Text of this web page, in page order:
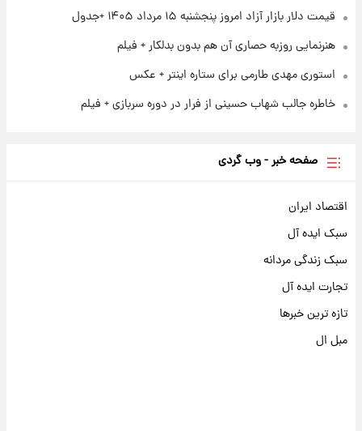
قیمت دلار بازار آزاد امروز پنجشنبه ۱۵ مرداد ۱۴۰۵ +جدول
هنرنمایی روزبه حصاری آن هم بدون بدلکار + فیلم
استوری مهدی طارمی برای ستاره اینتر + عکس
خاطره جالب شهاب حسینی از فرار در دوره سربازی + فیلم
صفحه خبر - وب گردی
اقتصاد ایران
سبک ایده آل
سبک زندگی مردانه
تجارت ایده آل
تازه ترین خبرها
مبل ال